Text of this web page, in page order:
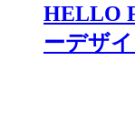
HELLO
ーデザ